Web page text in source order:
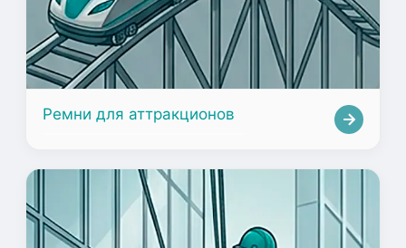
Ремни для аттракционов